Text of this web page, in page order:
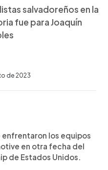
salvadoreños en la
fue para Joaquín
de 2023
enfrentaron los equipos
en otra fecha del
de Estados Unidos.